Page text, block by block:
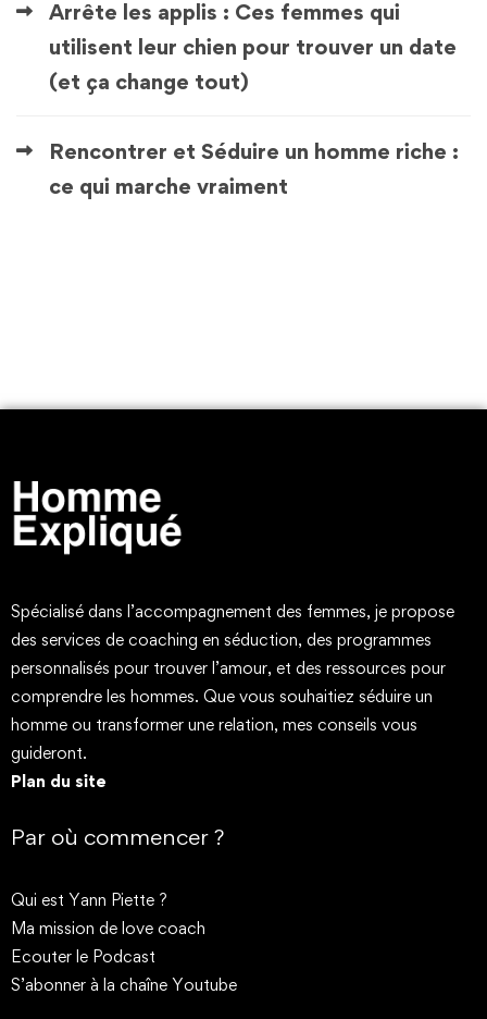
Arrête les applis : Ces femmes qui
utilisent leur chien pour trouver un date
(et ça change tout)
Rencontrer et Séduire un homme riche :
ce qui marche vraiment
Spécialisé dans l’accompagnement des femmes, je propose
des services de coaching en séduction, des programmes
personnalisés pour trouver l’amour, et des ressources pour
comprendre les hommes. Que vous souhaitiez séduire un
homme ou transformer une relation, mes conseils vous
guideront.
Plan du site
Par où commencer ?
Qui est Yann Piette ?
Ma mission de love coach
Ecouter le Podcast
S’abonner à la chaîne Youtube